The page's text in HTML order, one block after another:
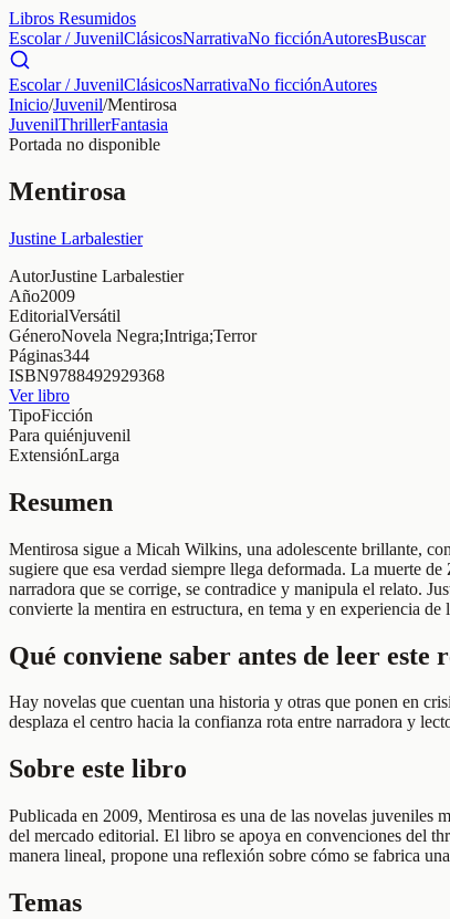
Libros Resumidos
Escolar / JuvenilClásicosNarrativaNo ficciónAutoresBuscar
Escolar / JuvenilClásicosNarrativaNo ficciónAutores
Inicio/Juvenil/Mentirosa
JuvenilThrillerFantasia
Portada no disponible
Mentirosa
Justine Larbalestier
AutorJustine Larbalestier
Año2009
EditorialVersátil
GéneroNovela Negra;Intriga;Terror
Páginas344
ISBN9788492929368
Ver libro
TipoFicción
Para quiénjuvenil
ExtensiónLarga
Resumen
Mentirosa sigue a Micah Wilkins, una adolescente brillante,
sugiere que esa verdad siempre llega deformada. La muerte
narradora que se corrige, se contradice y manipula el relato.
convierte la mentira en estructura, en tema y en experiencia
Qué conviene saber antes de leer este
Hay novelas que cuentan una historia y otras que ponen en
desplaza el centro hacia la confianza rota entre narradora y
Sobre este libro
Publicada en 2009, Mentirosa es una de las novelas juveniles
del mercado editorial. El libro se apoya en convenciones del
manera lineal, propone una reflexión sobre cómo se fabrica
Temas